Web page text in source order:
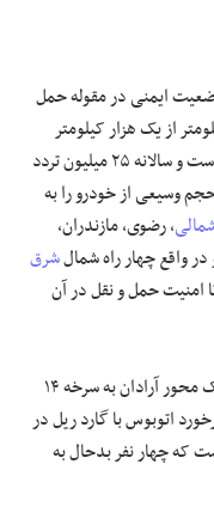
ایمنی در مقوله حمل
سمنان بپردازیم استانی که ۶۴۰ کیلومتر از یک هزار کیلومتر
فاصله بین تهران و مشهد را در خود جای داده است و سالانه ۲۵ میلیون تردد
وسیعی از خودرو را به
، رضوی، مازندران،
در واقع چهار راه شمالشرق
حمل و نقل در آن
محورآرادانبهسرخه۱۴
اتوبوس با گارد ریل در
جای گذاشت که چهار نفر بدحال به